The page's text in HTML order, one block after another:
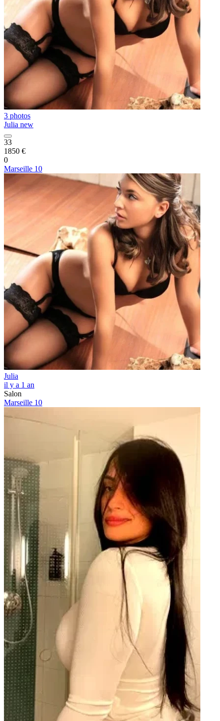
3 photos
Julia new
33
1850 €
0
Marseille 10
Julia
il y a 1 an
Salon
Marseille 10